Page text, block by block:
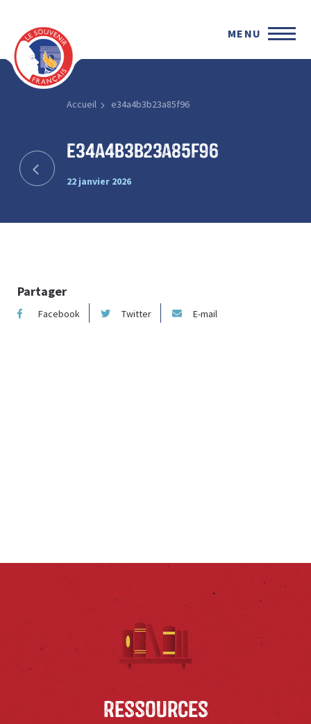
MENU
Accueil e34a4b3b23a85f96
e34a4b3b23a85f96
22 janvier 2026
Partager
Facebook Twitter E-mail
Ressources